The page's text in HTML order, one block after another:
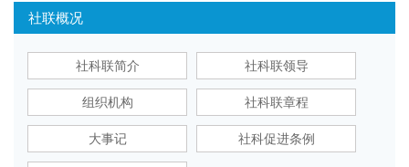
社联概况
社科联简介 社科联领导
组织机构 社科联章程
大事记 社科促进条例